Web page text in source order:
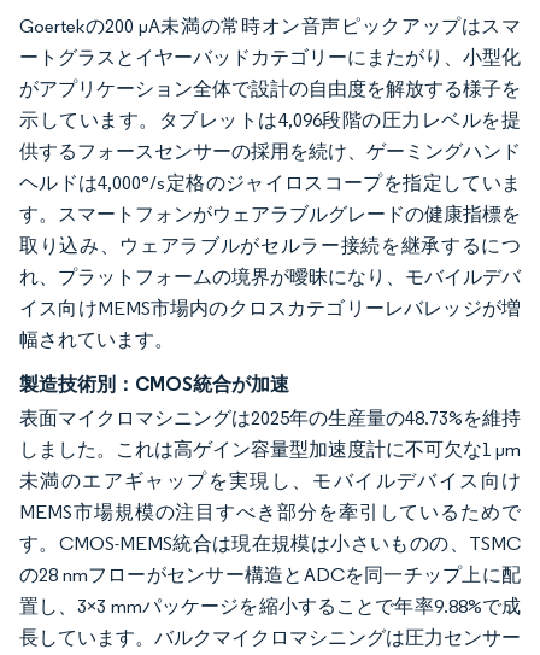
Goertekの200 µA未満の常時オン音声ピックアップはスマ
ートグラスとイヤーバッドカテゴリーにまたがり、小型化
がアプリケーション全体で設計の自由度を解放する様子を
示しています。タブレットは4,096段階の圧力レベルを提
供するフォースセンサーの採用を続け、ゲーミングハンド
ヘルドは4,000°/s定格のジャイロスコープを指定していま
す。スマートフォンがウェアラブルグレードの健康指標を
取り込み、ウェアラブルがセルラー接続を継承するにつ
れ、プラットフォームの境界が曖昧になり、モバイルデバ
イス向けMEMS市場内のクロスカテゴリーレバレッジが増
幅されています。
製造技術別：CMOS統合が加速
表面マイクロマシニングは2025年の生産量の48.73%を維持
しました。これは高ゲイン容量型加速度計に不可欠な1 µm
未満のエアギャップを実現し、モバイルデバイス向け
MEMS市場規模の注目すべき部分を牽引しているためで
す。CMOS-MEMS統合は現在規模は小さいものの、TSMC
の28 nmフローがセンサー構造とADCを同一チップ上に配
置し、3×3 mmパッケージを縮小することで年率9.88%で成
長しています。バルクマイクロマシニングは圧力センサー